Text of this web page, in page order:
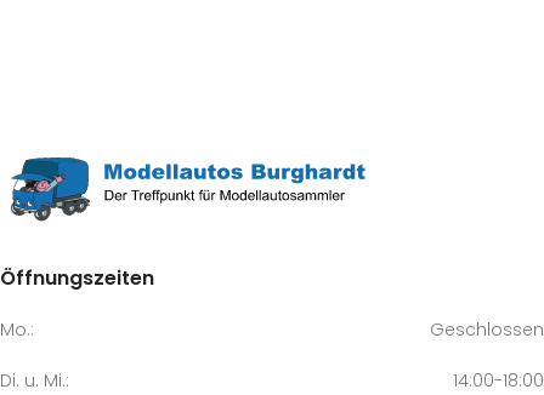
Öffnungszeiten
Mo.: Geschlossen
Di. u. Mi.: 14:00-18:00